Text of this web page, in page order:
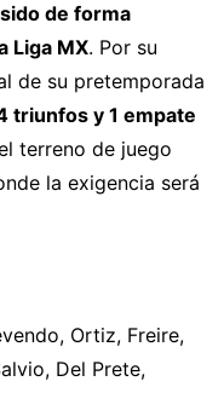
de forma
Liga MX. Por su
de su pretemporada
triunfos y 1 empate
terreno de juego
la exigencia será
Ortiz, Freire,
Del Prete,